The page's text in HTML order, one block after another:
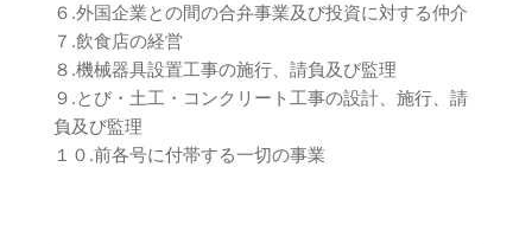
６.外国企業との間の合弁事業及び投資に対する仲介
７.飲食店の経営
８.機械器具設置工事の施行、請負及び監理
９.とび・土工・コンクリート工事の設計、施行、請
負及び監理
１０.前各号に付帯する一切の事業